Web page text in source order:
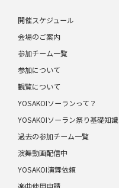
開催スケジュール
会場のご案内
参加チーム一覧
参加について
観覧について
YOSAKOIソーランって？
YOSAKOIソーラン祭り基礎知識
過去の参加チーム一覧
演舞動画配信中
YOSAKOI演舞依頼
楽曲使用申請